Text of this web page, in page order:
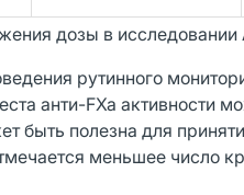
дозы в исследовании
рутинного
анти-FXa активности
быть полезна для
меньшее число